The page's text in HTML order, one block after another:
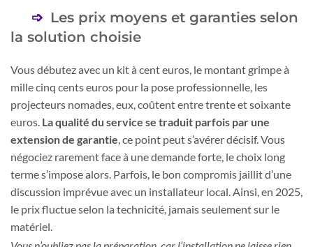
Les prix moyens et garanties selon
la solution choisie
Vous débutez avec un kit à cent euros, le montant grimpe à
mille cinq cents euros pour la pose professionnelle, les
projecteurs nomades, eux, coûtent entre trente et soixante
euros. La qualité du service se traduit parfois par une
extension de garantie, ce point peut s’avérer décisif. Vous
négociez rarement face à une demande forte, le choix long
terme s’impose alors. Parfois, le bon compromis jaillit d’une
discussion imprévue avec un installateur local. Ainsi, en 2025,
le prix fluctue selon la technicité, jamais seulement sur le
matériel.